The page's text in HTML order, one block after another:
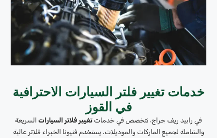
خدمات تغيير فلتر السيارات الاحترافية
في القوز
في رابيد ريف جراج، نتخصص في خدمات تغيير فلاتر السيارات السريعة
والشاملة لجميع الماركات والموديلات. يستخدم فنيونا الخبراء فلاتر عالية